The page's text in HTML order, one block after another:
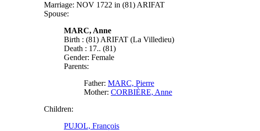
Marriage: NOV 1722 in (81) ARIFAT
Spouse:
MARC, Anne
Birth : (81) ARIFAT (La Villedieu)
Death : 17.. (81)
Gender: Female
Parents:
Father: MARC, Pierre
Mother: CORBIÈRE, Anne
Children:
PUJOL, François